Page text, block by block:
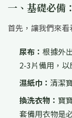
一、基礎必備
首先，讓我們來
尿布： 根據外
2-3片備用，以
濕紙巾： 清潔
換洗衣物： 寶
套備用衣物是